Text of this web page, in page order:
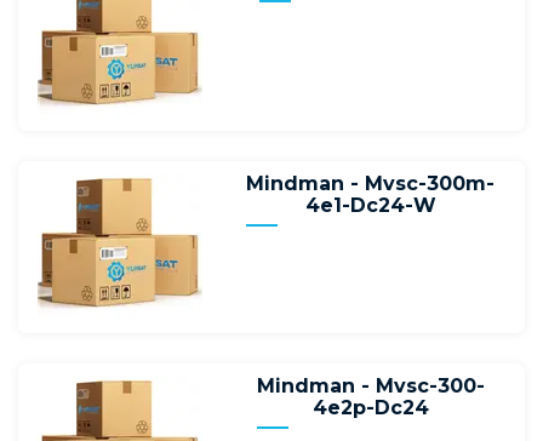
Mindman - Mvsc-300m-
4e1-Dc24-W
Mindman - Mvsc-300-
4e2p-Dc24